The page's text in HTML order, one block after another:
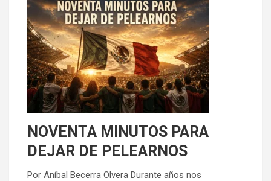
NOVENTA MINUTOS PARA
DEJAR DE PELEARNOS
Por Aníbal Becerra Olvera Durante años nos